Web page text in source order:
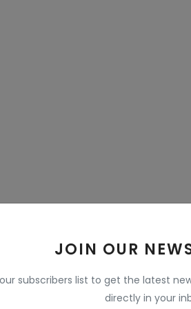
JOIN OUR
subscribers list to get the latest
directly in your
at the residence of NCP leader